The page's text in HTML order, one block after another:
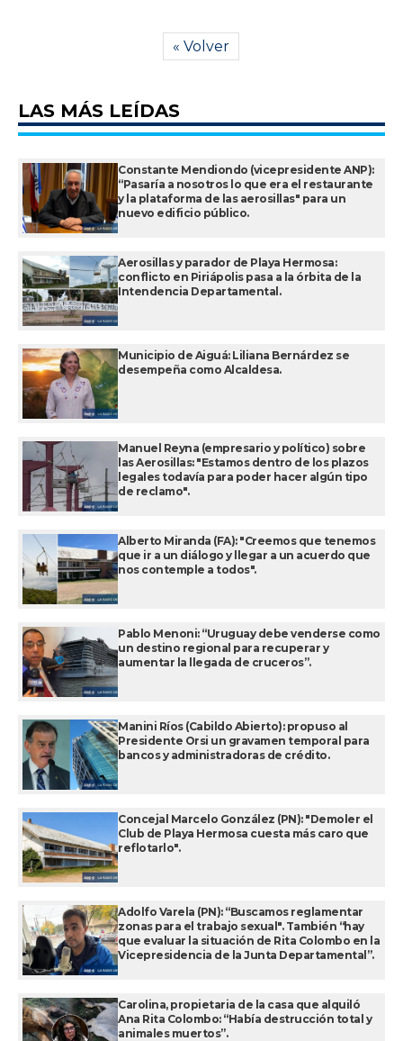
« Volver
LAS MÁS LEÍDAS
Constante Mendiondo (vicepresidente ANP):
“Pasaría a nosotros lo que era el restaurante
y la plataforma de las aerosillas" para un
nuevo edificio público.
Aerosillas y parador de Playa Hermosa:
conflicto en Piriápolis pasa a la órbita de la
Intendencia Departamental.
Municipio de Aiguá: Liliana Bernárdez se
desempeña como Alcaldesa.
Manuel Reyna (empresario y político) sobre
las Aerosillas: "Estamos dentro de los plazos
legales todavía para poder hacer algún tipo
de reclamo".
Alberto Miranda (FA): "Creemos que tenemos
que ir a un diálogo y llegar a un acuerdo que
nos contemple a todos".
Pablo Menoni: “Uruguay debe venderse como
un destino regional para recuperar y
aumentar la llegada de cruceros”.
Manini Ríos (Cabildo Abierto): propuso al
Presidente Orsi un gravamen temporal para
bancos y administradoras de crédito.
Concejal Marcelo González (PN): "Demoler el
Club de Playa Hermosa cuesta más caro que
reflotarlo".
Adolfo Varela (PN): “Buscamos reglamentar
zonas para el trabajo sexual". También “hay
que evaluar la situación de Rita Colombo en la
Vicepresidencia de la Junta Departamental”.
Carolina, propietaria de la casa que alquiló
Ana Rita Colombo: “Había destrucción total y
animales muertos”.